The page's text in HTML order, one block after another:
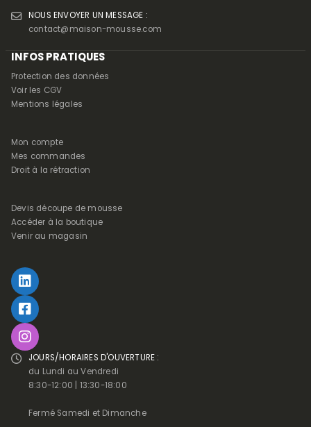
NOUS ENVOYER UN MESSAGE :
contact@maison-mousse.com
INFOS PRATIQUES
Protection des données
Voir les CGV
Mentions légales
Mon compte
Mes commandes
Droit à la rétraction
Devis découpe de mousse
Accéder à la boutique
Venir au magasin
JOURS/HORAIRES D'OUVERTURE :
du Lundi au Vendredi
8:30-12:00 | 13:30-18:00
Fermé Samedi et Dimanche